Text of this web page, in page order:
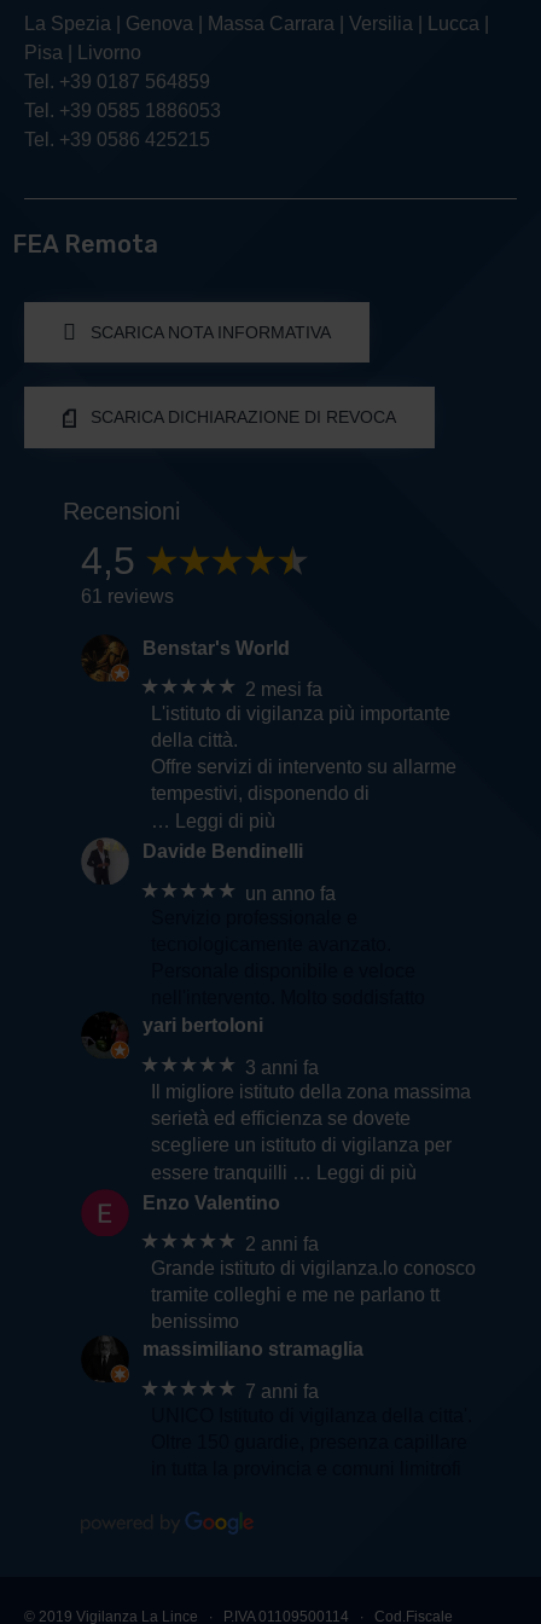
La Spezia | Genova | Massa Carrara | Versilia | Lucca |
Pisa | Livorno
Tel. +39 0187 564859
Tel. +39 0585 1886053
Tel. +39 0586 425215
FEA Remota
SCARICA NOTA INFORMATIVA
SCARICA DICHIARAZIONE DI REVOCA
Recensioni
4,5
61 reviews
Benstar's World
★★★★★ 2 mesi fa
L'istituto di vigilanza più importante
della città.
Offre servizi di intervento su allarme
tempestivi, disponendo di
… Leggi di più
Davide Bendinelli
★★★★★ un anno fa
yari bertoloni
★★★★★ 3 anni fa
Il migliore istituto della zona massima
serietà ed efficienza se dovete
scegliere un istituto di vigilanza per
essere tranquilli … Leggi di più
Enzo Valentino
★★★★★ 2 anni fa
Grande istituto di vigilanza.lo conosco
tramite colleghi e me ne parlano tt
benissimo
massimiliano stramaglia
★★★★★ 7 anni fa
© 2019 Vigilanza La Lince ∙ P.IVA 01109500114 ∙ Cod.Fiscale